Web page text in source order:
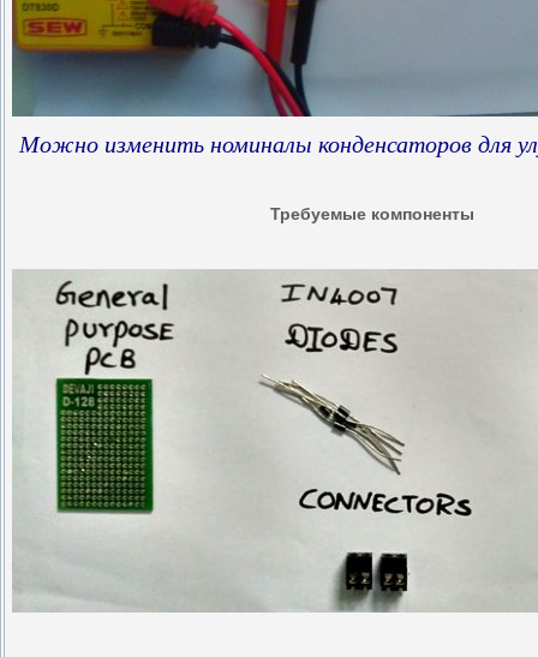
Можно изменить номиналы конденсаторов для
Требуемые компоненты